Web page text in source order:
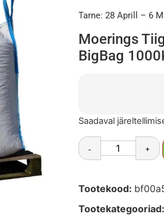
Tarne: 28 Aprill – 6
Moerings
BigBag
Saadaval
- +
Tootekood:
Tootekategooriad: